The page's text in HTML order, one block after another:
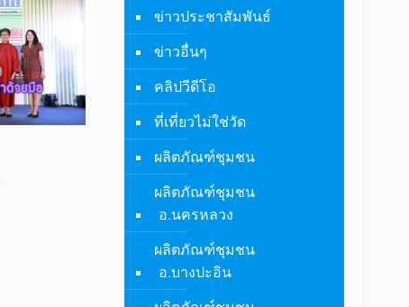
ข่าวประชาสัมพันธ์
ข่าวอื่นๆ
คลิปวีดีโอ
ที่เที่ยวไม่ใช่วัด
ผลิตภัณฑ์ชุมชน
ผลิตภัณฑ์ชุมชน
อ.นครหลวง
ผลิตภัณฑ์ชุมชน
อ.บางปะอิน